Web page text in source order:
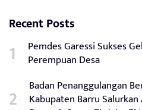
Recent Posts
Pemdes Garessi Sukses
Perempuan Desa
Badan Penanggulangan
Kabupaten Barru